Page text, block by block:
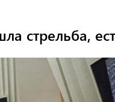
стрельба,